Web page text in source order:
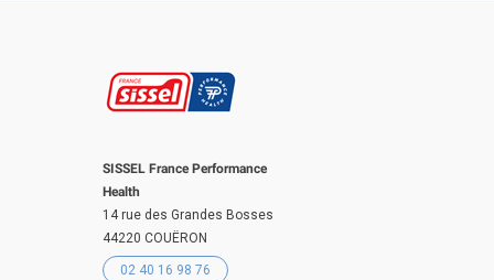
SISSEL France Performance
Health
14 rue des Grandes Bosses
44220 COUËRON
02 40 16 98 76